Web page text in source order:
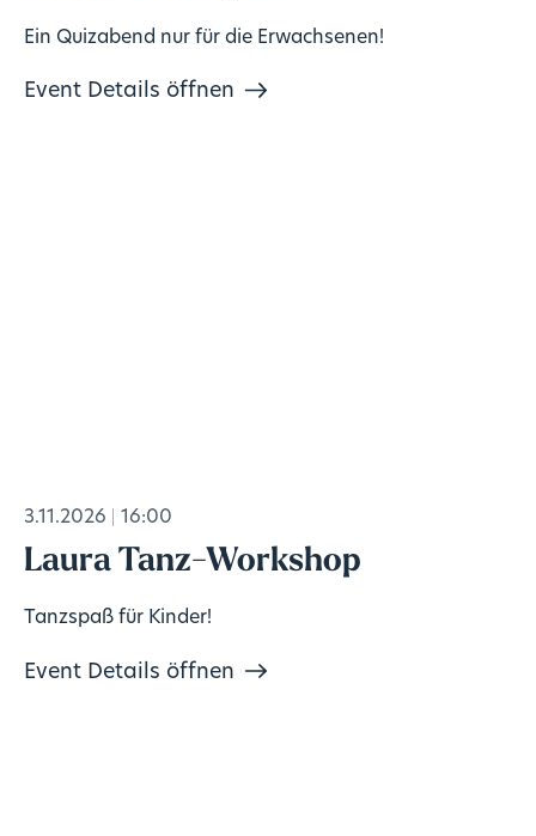
Ein Quizabend nur für die Erwachsenen!
Event Details öffnen
3.11.2026 16:00
Laura Tanz-Workshop
Tanzspaß für Kinder!
Event Details öffnen